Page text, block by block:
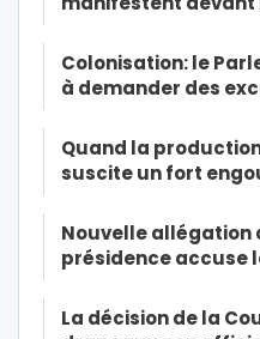
Colonisation: le
à demander des
Quand la
suscite un fort
Nouvelle allégation
présidence accuse
La décision de la